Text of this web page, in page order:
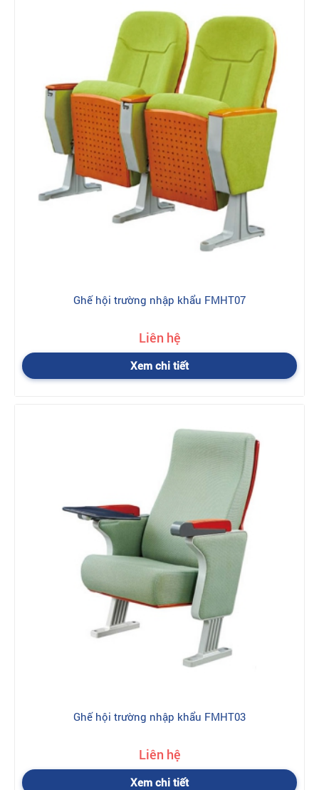
Ghế hội trường nhập khẩu FMHT07
Liên hệ
Xem chi tiết
Ghế hội trường nhập khẩu FMHT03
Liên hệ
Xem chi tiết